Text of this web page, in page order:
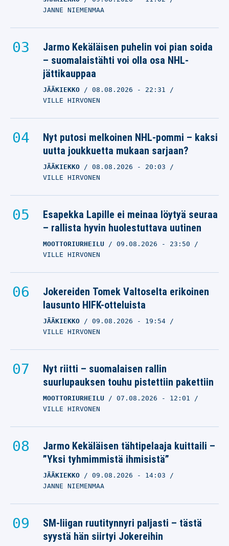
JANNE NIEMENMAA
Jarmo Kekäläisen puhelin voi pian soida
– suomalaistähti voi olla osa NHL-
jättikauppaa
JÄÄKIEKKO 08.08.2026 - 22:31
VILLE HIRVONEN
Nyt putosi melkoinen NHL-pommi – kaksi
uutta joukkuetta mukaan sarjaan?
JÄÄKIEKKO 08.08.2026 - 20:03
VILLE HIRVONEN
Esapekka Lapille ei meinaa löytyä seuraa
– rallista hyvin huolestuttava uutinen
MOOTTORIURHEILU 09.08.2026 - 23:50
VILLE HIRVONEN
Jokereiden Tomek Valtoselta erikoinen
lausunto HIFK-otteluista
JÄÄKIEKKO 09.08.2026 - 19:54
VILLE HIRVONEN
Nyt riitti – suomalaisen rallin
suurlupauksen touhu pistettiin pakettiin
MOOTTORIURHEILU 07.08.2026 - 12:01
VILLE HIRVONEN
Jarmo Kekäläisen tähtipelaaja kuittaili –
”Yksi tyhmimmistä ihmisistä”
JÄÄKIEKKO 09.08.2026 - 14:03
JANNE NIEMENMAA
SM-liigan ruutitynnyri paljasti – tästä
syystä hän siirtyi Jokereihin